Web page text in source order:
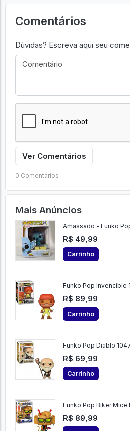
Comentários
Dúvidas? Escreva aqui seu
Ver Comentários
0 Comentários
Mais Anúncios
Amassado - Funko
R$ 49,99
Carrinho
Funko Pop Invencible
R$ 89,99
Carrinho
Funko Pop Diablo
R$ 69,99
Carrinho
Funko Pop Biker Mice
R$ 89,99